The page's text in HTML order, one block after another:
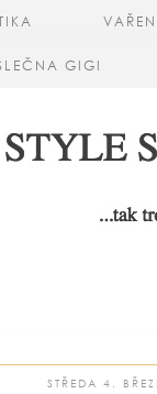
GIGI
STŘEDA 4.